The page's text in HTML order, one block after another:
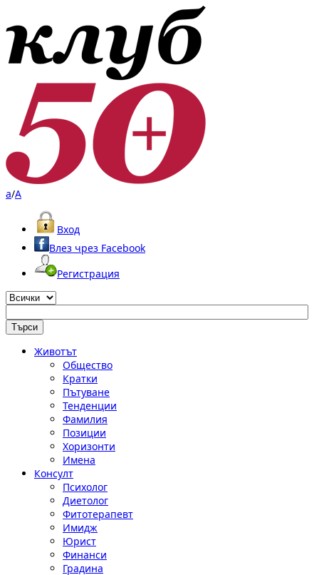
a/A
Вход
Влез чрез Facebook
Регистрация
Животът
Общество
Кратки
Пътуване
Тенденции
Фамилия
Позиции
Хоризонти
Имена
Консулт
Психолог
Диетолог
Фитотерапевт
Имидж
Юрист
Финанси
Градина